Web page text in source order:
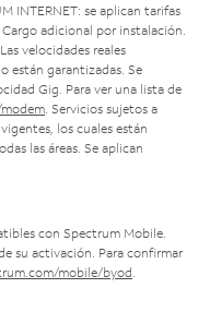
INTERNET: se aplican tarifas
adicional por instalación.
velocidades reales
están garantizadas. Se
Gig. Para ver una lista de
. Servicios sujetos a
los cuales están
las áreas. Se aplican
con Spectrum Mobile.
su activación. Para confirmar
mobile/byod